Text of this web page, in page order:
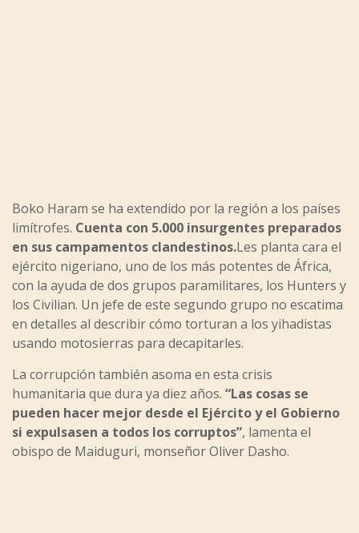
Boko Haram se ha extendido por la región a los países
limítrofes. Cuenta con 5.000 insurgentes preparados
en sus campamentos clandestinos.Les planta cara el
ejército nigeriano, uno de los más potentes de África,
con la ayuda de dos grupos paramilitares, los Hunters y
los Civilian. Un jefe de este segundo grupo no escatima
en detalles al describir cómo torturan a los yihadistas
usando motosierras para decapitarles.
La corrupción también asoma en esta crisis
humanitaria que dura ya diez años. “Las cosas se
pueden hacer mejor desde el Ejército y el Gobierno
si expulsasen a todos los corruptos”, lamenta el
obispo de Maiduguri, monseñor Oliver Dasho.